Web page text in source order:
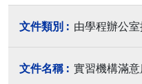
由學程辦公
實習機構滿